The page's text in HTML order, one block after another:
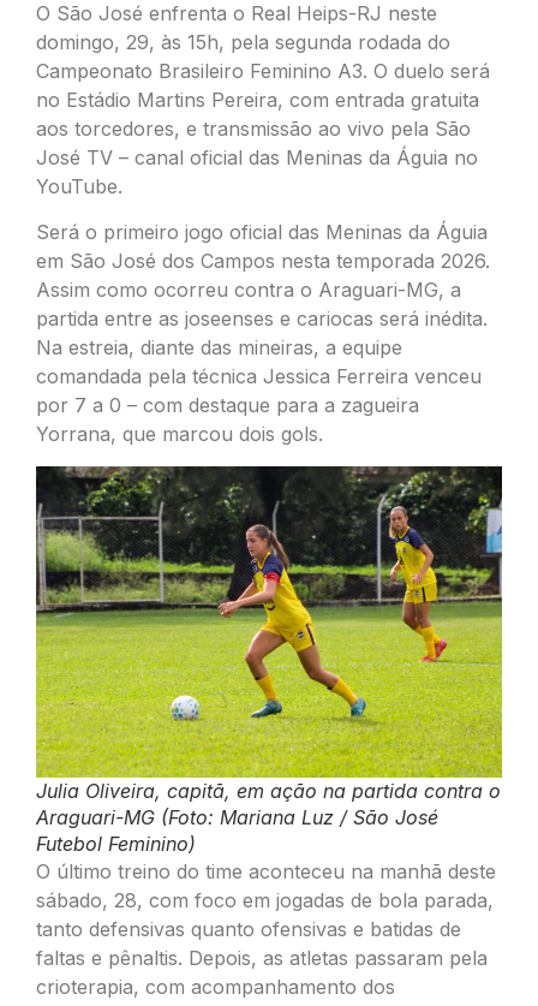
O São José enfrenta o Real Heips-RJ neste
domingo, 29, às 15h, pela segunda rodada do
Campeonato Brasileiro Feminino A3. O duelo será
no Estádio Martins Pereira, com entrada gratuita
aos torcedores, e transmissão ao vivo pela São
José TV – canal oficial das Meninas da Águia no
YouTube.
Será o primeiro jogo oficial das Meninas da Águia
em São José dos Campos nesta temporada 2026.
Assim como ocorreu contra o Araguari-MG, a
partida entre as joseenses e cariocas será inédita.
Na estreia, diante das mineiras, a equipe
comandada pela técnica Jessica Ferreira venceu
por 7 a 0 – com destaque para a zagueira
Yorrana, que marcou dois gols.
Julia Oliveira, capitã, em ação na partida contra o
Araguari-MG (Foto: Mariana Luz / São José
Futebol Feminino)
O último treino do time aconteceu na manhã deste
sábado, 28, com foco em jogadas de bola parada,
tanto defensivas quanto ofensivas e batidas de
faltas e pênaltis. Depois, as atletas passaram pela
crioterapia, com acompanhamento dos